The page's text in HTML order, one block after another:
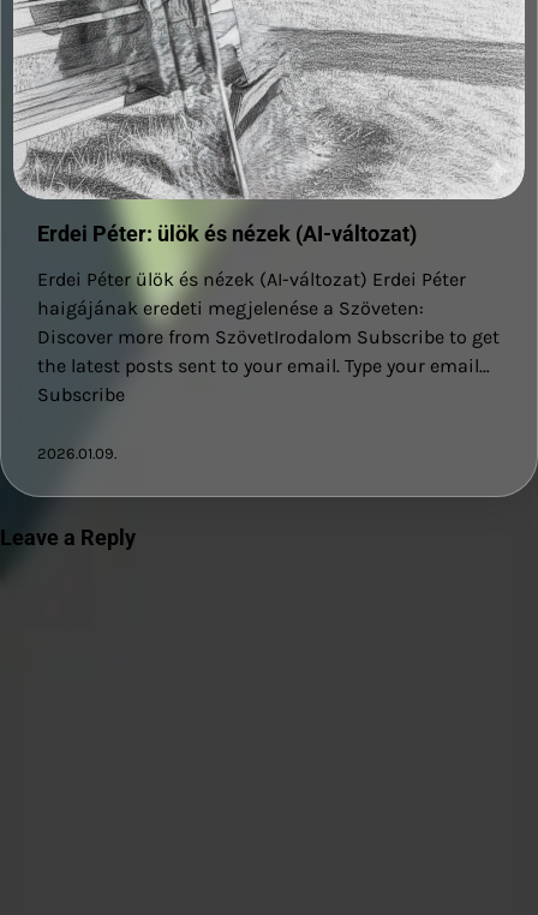
Erdei Péter: ülök és nézek (AI-változat)
Erdei Péter ülök és nézek (AI-változat) Erdei Péter
haigájának eredeti megjelenése a Szöveten:
Discover more from SzövetIrodalom Subscribe to get
the latest posts sent to your email. Type your email…
Subscribe
2026.01.09.
Leave a Reply